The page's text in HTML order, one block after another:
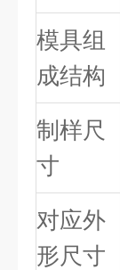
模具组
成结构
制样尺
寸
对应外
形尺寸